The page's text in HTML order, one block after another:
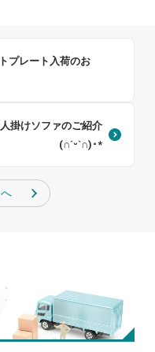
プレート入荷のお
掛けソファのご紹介
(∩ˊᵕˋ∩)･*